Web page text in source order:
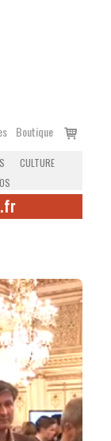
Boutique
Voir
CULTURE